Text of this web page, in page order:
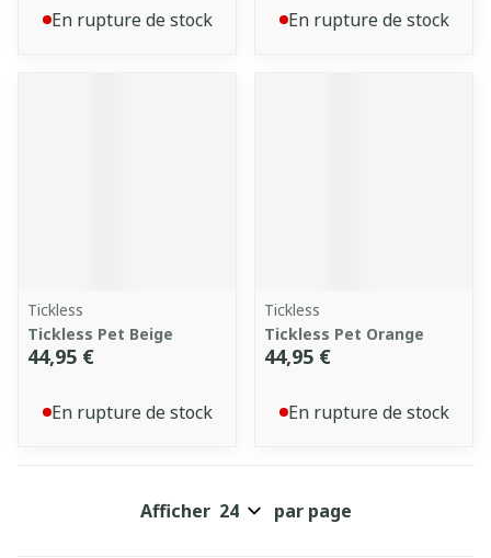
En rupture de stock En rupture de stock
Tickless
Tickless Pet Beige
44,95 €
En rupture de stock
Tickless
Tickless Pet Orange
44,95 €
En rupture de stock
Afficher par page